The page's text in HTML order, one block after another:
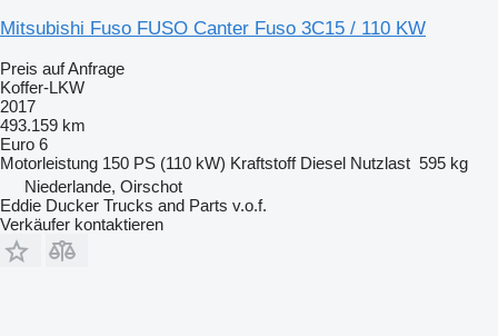
Mitsubishi Fuso FUSO Canter Fuso 3C15 / 110 KW
Preis auf Anfrage
Koffer-LKW
2017
493.159 km
Euro 6
Motorleistung 150 PS (110 kW) Kraftstoff Diesel Nutzlast 595 kg
Niederlande, Oirschot
Eddie Ducker Trucks and Parts v.o.f.
Verkäufer kontaktieren